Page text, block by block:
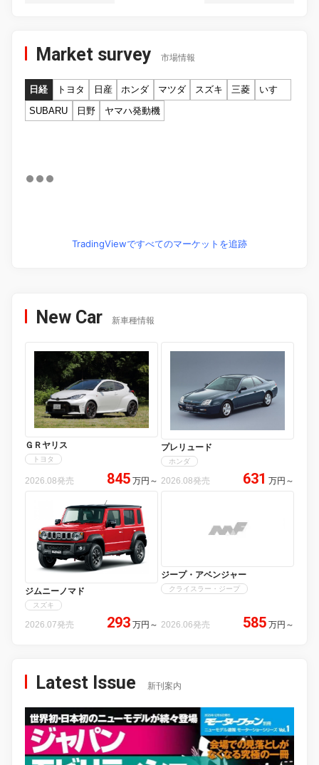
Market survey 市場情報
日経 トヨタ 日産 ホンダ マツダ スズキ 三菱
いすゞ
SUBARU
日野 ヤマハ発動機
TradingViewですべてのマーケットを追跡
New Car 新車種情報
ＧＲヤリス
トヨタ
2026.08発売 845 万円 ～
プレリュード
ホンダ
2026.08発売 631 万円 ～
ジムニーノマド
スズキ
2026.07発売 293 万円 ～
ジープ・アベンジャー
クライスラー・ジープ
2026.06発売 585 万円 ～
Latest Issue 新刊案内